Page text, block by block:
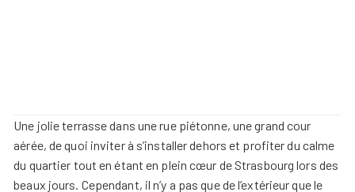
Une jolie terrasse dans une rue piétonne, une grand cour
aérée, de quoi inviter à s’installer dehors et profiter du calme
du quartier tout en étant en plein cœur de Strasbourg lors des
beaux jours. Cependant, il n’y a pas que de l’extérieur que le